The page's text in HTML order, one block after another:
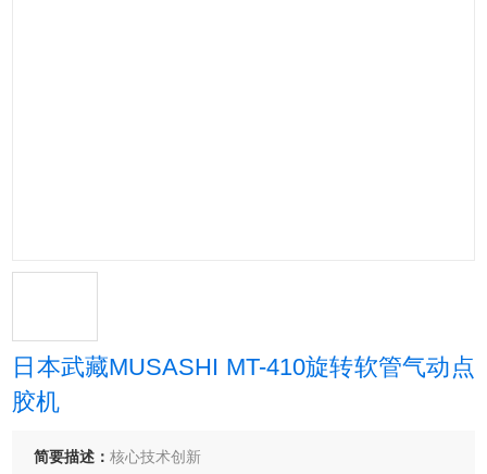
日本武藏MUSASHI MT-410旋转软管气动点
胶机
简要描述：核心技术创新